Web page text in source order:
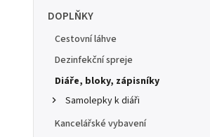
DOPLŇKY
Cestovní láhve
Dezinfekční spreje
Diáře, bloky, zápisníky
Samolepky k diáři
Kancelářské vybavení